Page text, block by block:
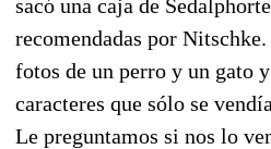
sacó una caja de
recomendadas por
fotos de un perro y un gato
caracteres que sólo se
Le preguntamos si nos lo